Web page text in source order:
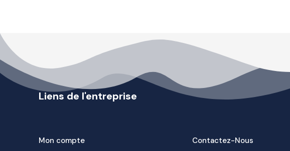
Liens de l'entreprise
Mon compte
Contactez-Nous